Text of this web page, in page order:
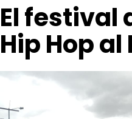
El festival
Hip Hop